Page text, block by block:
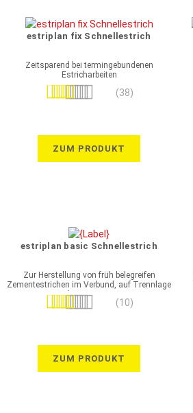
estriplan fix Schnellestrich
Zeitsparend bei termingebundenen
Estricharbeiten
Bewertung:
(38)
ZUM PRODUKT
estriplan basic Schnellestrich
Zur Herstellung von früh belegreifen
Zementestrichen im Verbund, auf Trennlage
oder Dämmung
Bewertung: (10)
ZUM PRODUKT